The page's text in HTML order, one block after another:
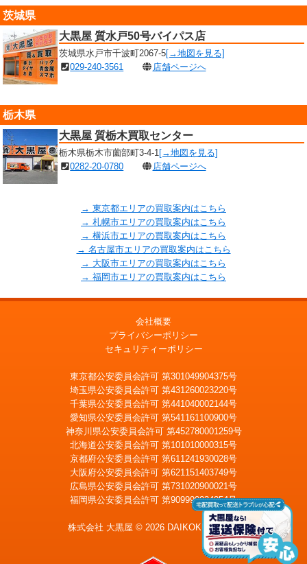
茨城県
大黒屋 質水戸50号バイパス店
茨城県水戸市千波町2067-5[→地図を見る]
029-240-3561
店舗ページへ
栃木県
大黒屋 質栃木買取センター
栃木県栃木市薗部町3-4-1[→地図を見る]
0282-20-0780
店舗ページへ
→ 東京都エリアの買取案内はこちら
→ 札幌市エリアの買取案内はこちら
→ 横浜市エリアの買取案内はこちら
→ 名古屋市エリアの買取案内はこちら
→ 大阪市エリアの買取案内はこちら
→ 福岡市エリアの買取案内はこちら
LINE査定 メール査定
会社概要
プライバシーポリシー
セキュリティーポリシー
東京都公安委員会許可 第301049904375号
埼玉県公安委員会許可 第431260023220号
千葉県公安委員会許可 第441040002144号
愛知県公安委員会許可 第541161100900号
神奈川県公安委員会許可 第452780001259号
北海道公安委員会許可 第101010000315号
京都府公安委員会許可 第611241930028号
大阪府公安委員会許可 第621151403749号
広島県公安委員会許可 第731020900021号
福岡県公安委員会許可 第909990034054号
株式会社 大黒屋 © 2026 DAIKOKUYA, Inc.